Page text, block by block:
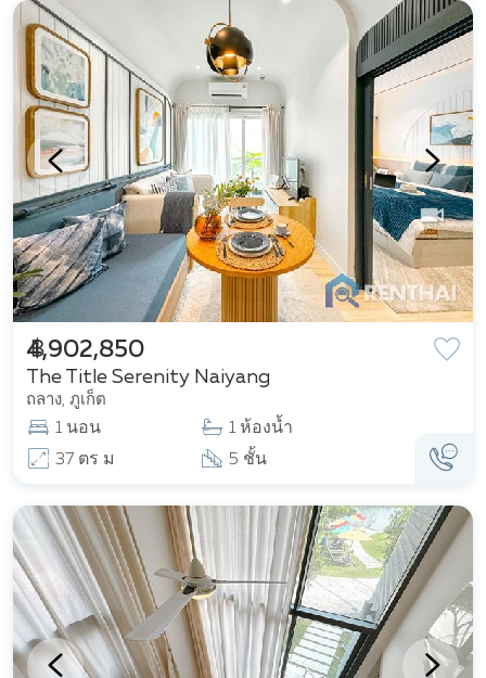
The Title Serenity Naiyang
ถลาง, ภูเก็ต
฿ 4,902,850
1 นอน
1 ห้องน้ำ
37 ตร ม
5 ชั้น